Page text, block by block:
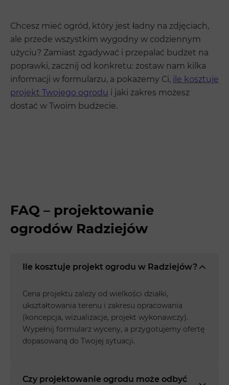
Chcesz mieć ogród, który jest ładny na zdjęciach,
ale przede wszystkim wygodny w codziennym
użyciu? Zamiast zgadywać i przepalać budżet na
poprawki, zacznij od konkretu: zostaw nam kilka
informacji w formularzu, a pokażemy Ci, ile kosztuje
projekt Twojego ogrodu i jaki zakres możesz
dostać w Twoim budżecie.
FAQ – projektowanie
ogrodów Radziejów
Ile kosztuje projekt ogrodu w Radziejów?
Cena projektu zależy od wielkości działki,
ukształtowania terenu i zakresu opracowania
(koncepcja, wizualizacje, projekt wykonawczy).
Wypełnij formularz wyceny, a przygotujemy ofertę
dopasowaną do Twojej sytuacji.
Czy projektowanie ogrodu może odbyć